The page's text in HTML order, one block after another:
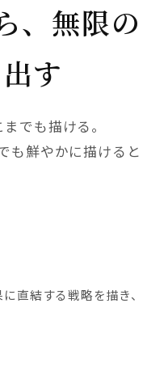
、無限の
す
でも描ける。
も鮮やかに描けると
直結する戦略を描き、